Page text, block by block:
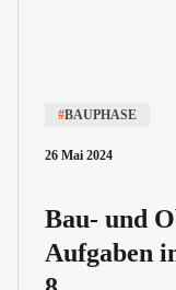
#BAUPHASE
26 Mai 2024
Bau- und
Aufgaben